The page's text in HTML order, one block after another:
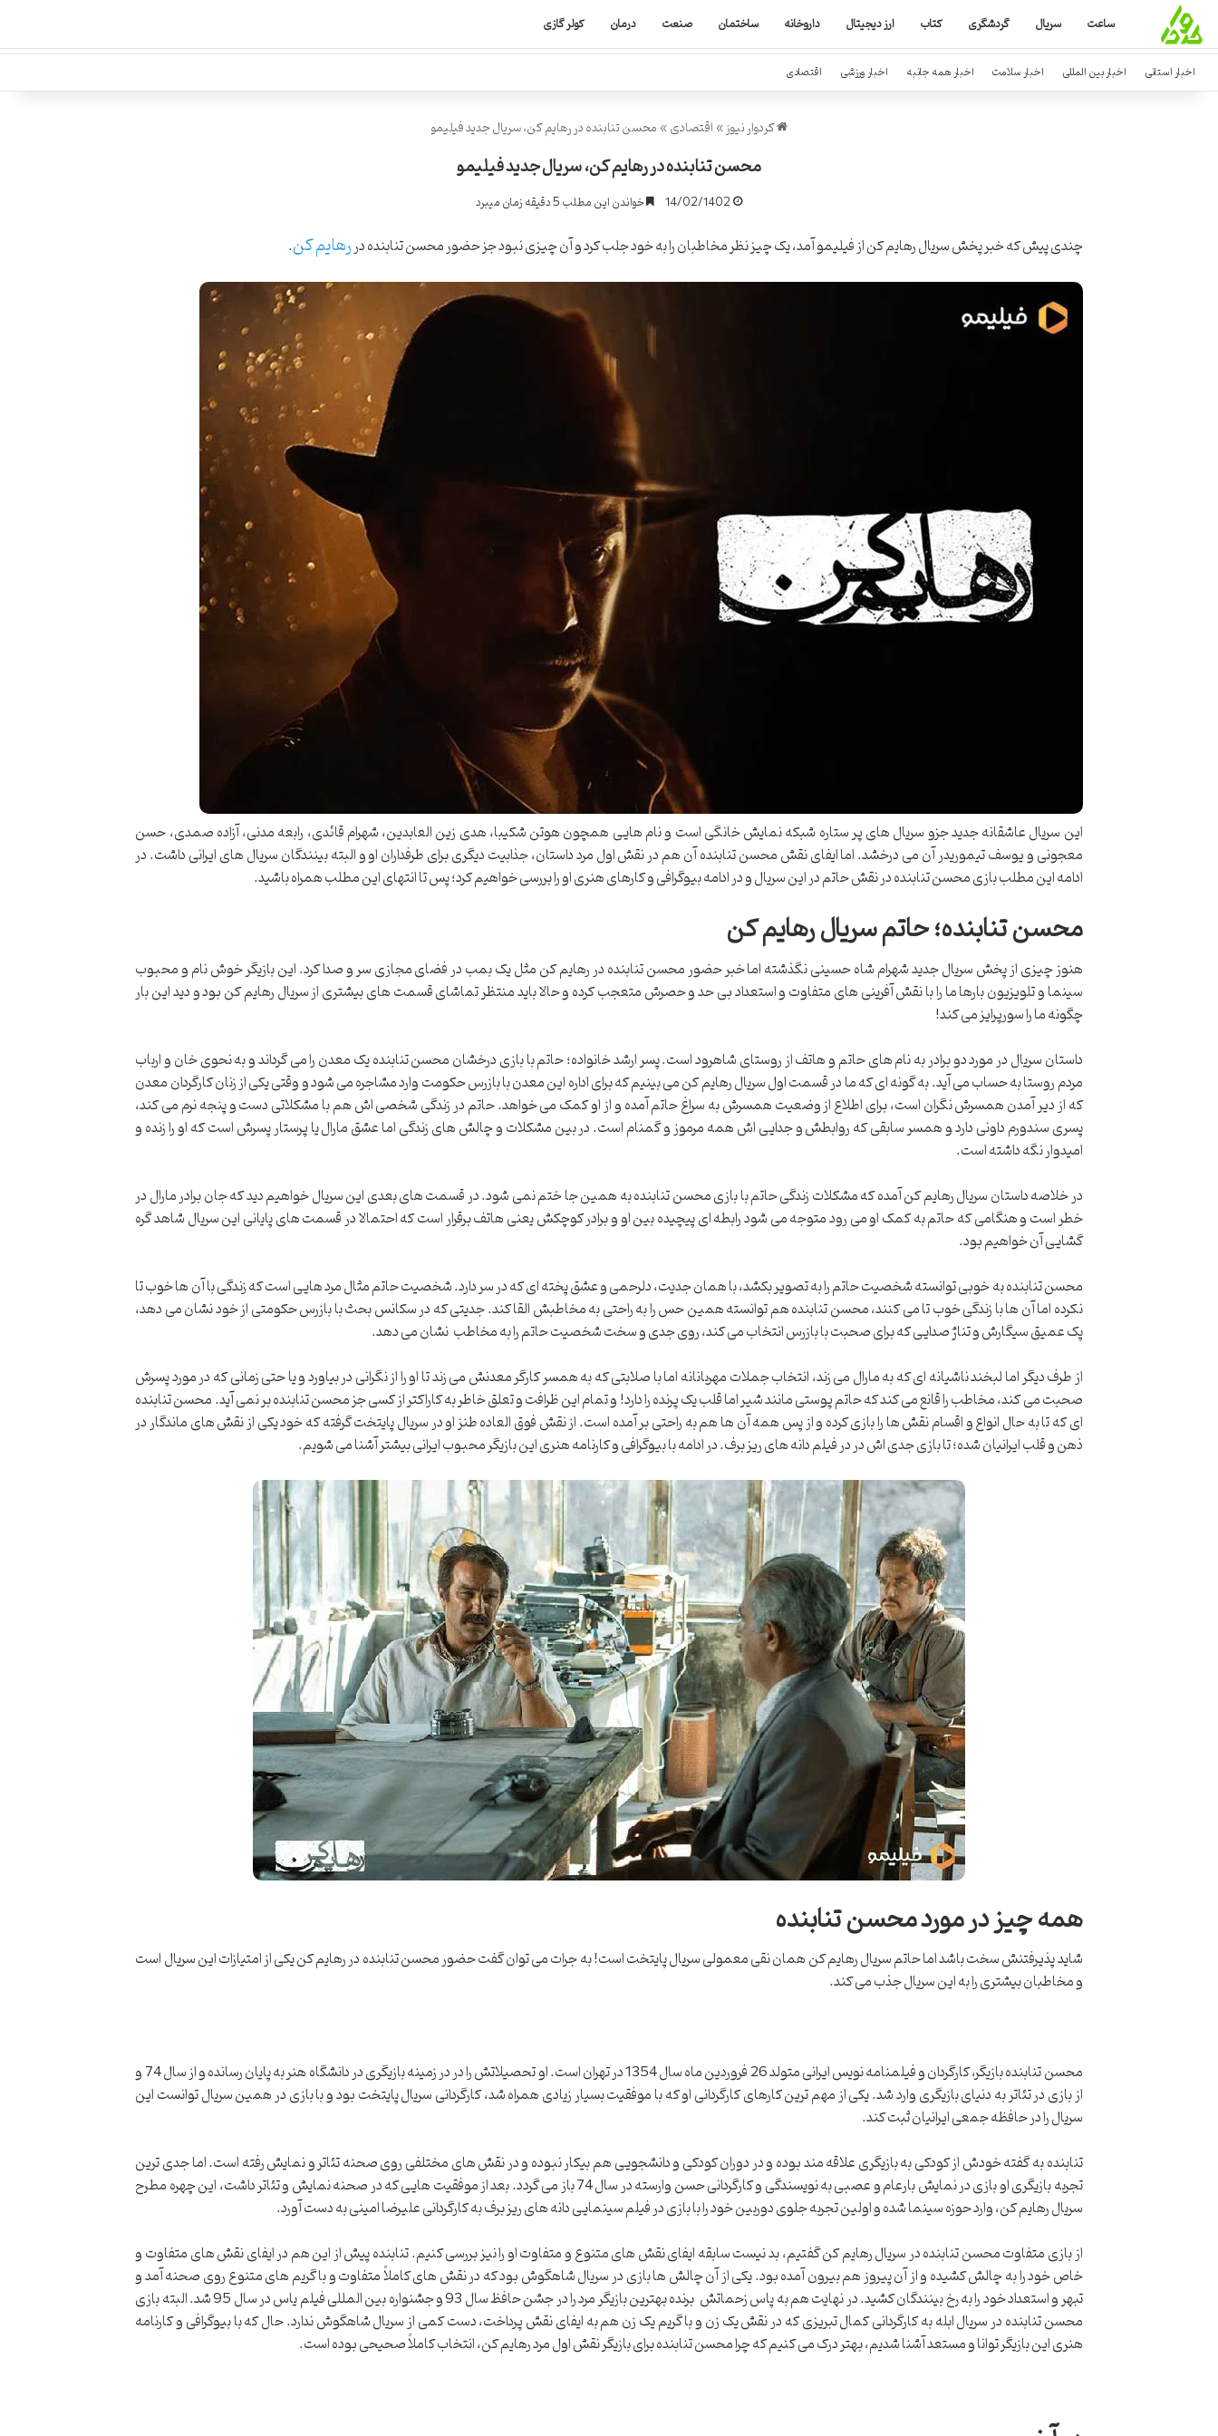
ساعت سریال گردشگری کتاب ارز دیجیتال داروخانه ساختمان صنعت درمان کولر گازی
اخبار استانی اخبار بین المللی اخبار سلامت اخبار همه جانبه اخبار ورزشی اقتصادی
کردوار نیوز»اقتصادی»محسن تنابنده در رهایم کن، سریال جدید فیلیمو
محسن تنابنده در رهایم کن، سریال جدید فیلیمو
14/02/1402 خواندن این مطلب 5 دقیقه زمان میبرد
چندی پیش که خبر پخش سریال رهایم کن از فیلیمو آمد، یک چیز نظر مخاطبان را به خود جلب کرد و آن چیزی نبود جز حضور محسن تنابنده دررهایم کن.
این سریال عاشقانه جدید جزو سریال های پر ستاره شبکه نمایش خانگی است و نام هایی همچون هوتن شکیبا، هدی زین العابدین، شهرام قائدی، رابعه مدنی، آزاده صمدی، حسن
معجونی و یوسف تیموریدر آن می درخشد. اما ایفای نقش محسن تنابنده آن هم در نقش اول مرد داستان، جذابیت دیگری برای طرفداران او و البته بینندگان سریال های ایرانی داشت. در
ادامه این مطلب بازی محسن تنابنده در نقش حاتم در این سریال و در ادامه بیوگرافی و کارهای هنری او را بررسی خواهیم کرد؛ پس تا انتهای این مطلب همراه باشید.
محسن تنابنده؛ حاتم سریال رهایم کن
هنوز چیزی از پخش سریال جدید شهرام شاه حسینی نگذشته اما خبر حضور محسن تنابنده در رهایم کن مثل یک بمب در فضای مجازی سر و صدا کرد. این بازیگر خوش نام و محبوب
سینما و تلویزیون بارها ما را با نقش آفرینی های متفاوت و استعداد بی حد و حصرش متعجب کرده و حالا باید منتظر تماشای قسمت های بیشتری از سریال رهایم کن بود و دید این بار
چگونه ما را سورپرایز می کند!
داستان سریال در مورد دو برادر به نام های حاتم و هاتف از روستای شاهرود است. پسر ارشد خانواده؛ حاتم با بازی درخشان محسن تنابنده یک معدن را می گرداند و به نحوی خان و ارباب
مردم روستا به حساب می آید. به گونه ای که ما در قسمت اول سریال رهایم کن می بینیم که برای اداره این معدن با بازرس حکومت وارد مشاجره می شود و وقتی یکی از زنان کارگردان معدن
که از دیر آمدن همسرش نگران است، برای اطلاع از وضعیت همسرش به سراغ حاتم آمده و از او کمک می خواهد. حاتم در زندگی شخصی اش هم با مشکلاتی دست و پنجه نرم می کند،
پسری سندورم داونی دارد و همسر سابقی که روابطش و جدایی اش همه مرموز و گمنام است. در بین مشکلات و چالش های زندگی اما عشق مارال یا پرستار پسرش است که او را زنده و
امیدوار نگه داشته است.
در خلاصه داستان سریال رهایم کن آمده که مشکلات زندگی حاتم با بازی محسن تنابنده به همین جا ختم نمی شود. در قسمت های بعدی این سریال خواهیم دید که جان برادر مارال در
خطر است و هنگامی که حاتم به کمک او می رود متوجه می شود رابطه ای پیچیده بین او و برادر کوچکش یعنی هاتف برقرار است که احتمالا در قسمت های پایانی این سریال شاهد گره
گشایی آن خواهیم بود.
محسن تنابنده به خوبی توانسته شخصیت حاتم را به تصویر بکشد، با همان جدیت، دلرحمی و عشق پخته ای که در سر دارد. شخصیت حاتم مثال مرد هایی است که زندگی با آن ها خوب تا
نکرده اما آن ها با زندگی خوب تا می کنند، محسن تنابنده هم توانسته همین حس را به راحتی به مخاطبش القا کند. جدیتی که در سکانس بحث با بازرس حکومتی از خود نشان می دهد،
پک عمیق سیگارش و تناژ صدایی که برای صحبت با بازرس انتخاب می کند، روی جدی و سخت شخصیت حاتم را به مخاطب نشان می دهد.
از طرف دیگر اما لبخند ناشیانه ای که به مارال می زند، انتخاب جملات مهربانانه اما با صلابتی که به همسر کارگر معدنش می زند تا او را از نگرانی در بیاورد و یا حتی زمانی که در مورد پسرش
صحبت می کند، مخاطب را قانع می کند که حاتم پوستی مانند شیر اما قلب یک پرنده را دارد! و تمام این ظرافت و تعلق خاطر به کاراکتر از کسی جز محسن تنابنده بر نمی آید. محسن تنابنده
ای که تا به حال انواع و اقسام نقش ها را بازی کرده و از پس همه آن ها هم به راحتی بر آمده است. از نقش فوق العاده طنز او در سریال پایتخت گرفته که خود یکی از نقش های ماندگار در
ذهن و قلب ایرانیان شده؛ تا بازی جدی اش در در فیلم دانه های ریز برف. در ادامه با بیوگرافی و کارنامه هنری این بازیگر محبوب ایرانی بیشتر آشنا می شویم.
همه چیز در مورد محسن تنابنده
شاید پذیرفتنش سخت باشد اما حاتم سریال رهایم کن همان نقی معمولی سریال پایتخت است! به جرات می توان گفت حضور محسن تنابنده در رهایم کن یکی از امتیازات این سریال است
و مخاطبان بیشتری را به این سریال جذب می کند.
محسن تنابنده بازیگر، کارگردان و فیلمنامه نویس ایرانی متولد 26 فروردین ماه سال 1354 در تهران است. او تحصیلاتش را در در زمینه بازیگری در دانشگاه هنر به پایان رسانده و از سال 74 و
از بازی در تئاتر به دنیای بازیگری وارد شد. یکی از مهم ترین کارهای کارگردانی او که با موفقیت بسیار زیادی همراه شد، کارگردانی سریال پایتخت بود و با بازی در همین سریال توانست این
سریال را در حافظه جمعی ایرانیان ثبت کند.
تنابنده به گفته خودش از کودکی به بازیگری علاقه مند بوده و در دوران کودکی و دانشجویی هم بیکار نبوده و در نقش های مختلفی روی صحنه تئاتر و نمایش رفته است. اما جدی ترین
تجربه بازیگری او بازی در نمایش بارعام و عصبی به نویسندگی و کارگردانی حسن وارسته در سال 74 باز می گردد. بعد از موفقیت هایی که در صحنه نمایش و تئاتر داشت، این چهره مطرح
سریال رهایم کن، وارد حوزه سینما شده و اولین تجربه جلوی دوربین خود را با بازی در فیلم سینمایی دانه های ریز برف به کارگردانی علیرضا امینی به دست آورد.
از بازی متفاوت محسن تنابنده در سریال رهایم کن گفتیم، بد نیست سابقه ایفای نقش های متنوع و متفاوت او را نیز بررسی کنیم. تنابنده پیش از این هم در ایفای نقش های متفاوت و
خاص خود را به چالش کشیده و از آن پیروز هم بیرون آمده بود. یکی از آن چالش ها بازی در سریال شاهگوش بود که در نقش های کاملاً متفاوت و با گریم های متنوع روی صحنه آمد و
تبهر و استعداد خود را به رخ بینندگان کشید. در نهایت هم به پاس زحماتش برنده بهترین بازیگر مرد را در جشن حافظ سال 93 و جشنواره بین المللی فیلم یاس در سال 95 شد. البته بازی
محسن تنابنده در سریال ابله به کارگردانی کمال تبریزی که در نقش یک زن و با گریم یک زن هم به ایفای نقش پرداخت، دست کمی از سریال شاهگوش ندارد. حال که با بیوگرافی و کارنامه
هنری این بازیگر توانا و مستعد آشنا شدیم، بهتر درک می کنیم که چرا محسن تنابنده برای بازیگر نقش اول مرد رهایم کن، انتخاب کاملاً صحیحی بوده است.